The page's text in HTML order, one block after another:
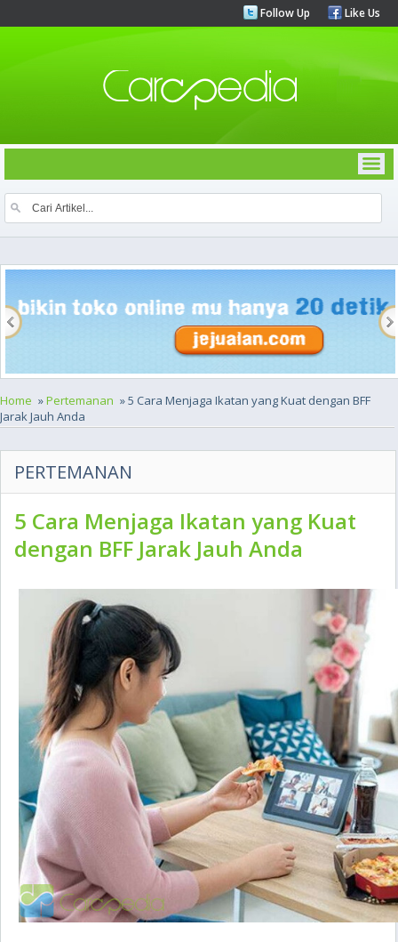
Follow Up Like Us
Home »Pertemanan » 5 Cara Menjaga Ikatan yang Kuat dengan BFF
Jarak Jauh Anda
PERTEMANAN
5 Cara Menjaga Ikatan yang Kuat
dengan BFF Jarak Jauh Anda